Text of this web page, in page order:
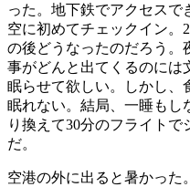
った。地下鉄でアクセスで
空に初めてチェックイン。
の後どうなったのだろう。
事がどんと出てくるのには
眠らせて欲しい。しかし、
眠れない。結局、一睡もし
り換えて30分のフライト
だ。
空港の外に出ると暑かった